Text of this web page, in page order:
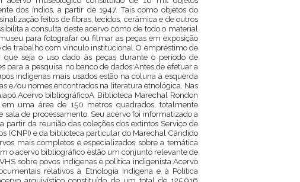
dos índios, a partir de 1947. Tais como objetos do
feitos de fibras, tecidos, cerâmica e de outros
a consulta deste acervo como de todo o material
para fotografar ou filmar as peças em exposição
trabalho com vínculo institucional.O empréstimo de
seja o uso dado às peças durante o período de
para a pesquisa no banco de dados:Antes de efetuar a
indígenas mais usados estão na coluna à esquerda
e/ou nomes encontrados na literatura etnológica. Nas
bibliográficoA Biblioteca Marechal Rondon
uma área de 150 metros quadrados, totalmente
de processamento. Seu acervo foi informatizado a
da reunião das coleções dos extintos Serviço de
(CNPI) e da biblioteca particular do Marechal Cândido
mais completos e especializados sobre a temática
o acervo bibliográfico estão um conjunto relevante de
sobre povos indígenas e política indigenista.Acervo
relativos à Etnologia Indígena e à Política